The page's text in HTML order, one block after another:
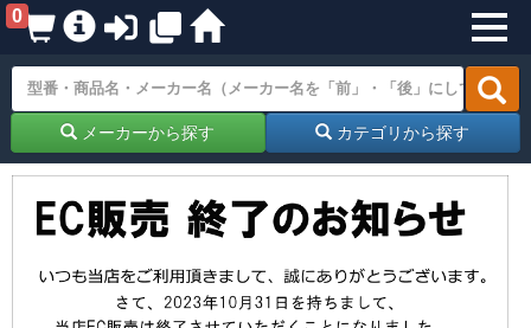
0
メーカーから探す カテゴリから探す